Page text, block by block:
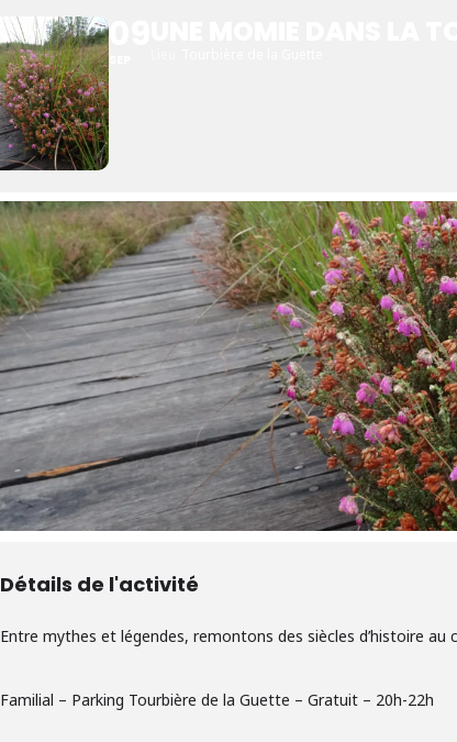
Détails de l'activité
Entre mythes et légendes, remontons des siècles d’histoire au
Familial – Parking Tourbière de la Guette – Gratuit – 20h-22h